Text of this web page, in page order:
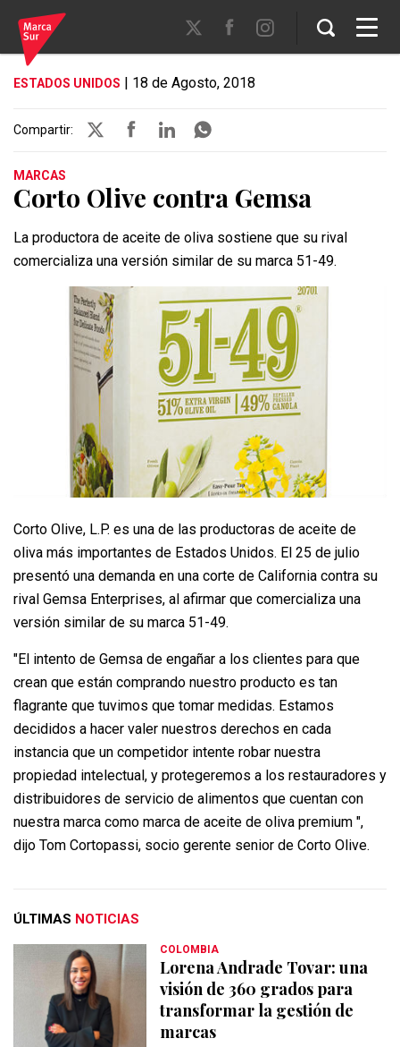
ESTADOS UNIDOS | 18 de Agosto, 2018
Compartir:
MARCAS
Corto Olive contra Gemsa
La productora de aceite de oliva sostiene que su rival
comercializa una versión similar de su marca 51-49.
Corto Olive, L.P. es una de las productoras de aceite de
oliva más importantes de Estados Unidos. El 25 de julio
presentó una demanda en una corte de California contra su
rival Gemsa Enterprises, al afirmar que comercializa una
versión similar de su marca 51-49.
"El intento de Gemsa de engañar a los clientes para que
crean que están comprando nuestro producto es tan
flagrante que tuvimos que tomar medidas. Estamos
decididos a hacer valer nuestros derechos en cada
instancia que un competidor intente robar nuestra
propiedad intelectual, y protegeremos a los restauradores y
distribuidores de servicio de alimentos que cuentan con
nuestra marca como marca de aceite de oliva premium ",
dijo Tom Cortopassi, socio gerente senior de Corto Olive.
ÚLTIMAS NOTICIAS
COLOMBIA
Lorena Andrade Tovar: una
visión de 360 grados para
transformar la gestión de
marcas